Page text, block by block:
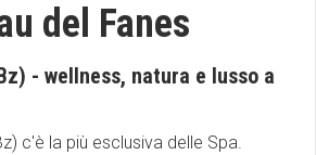
del Fanes
- wellness, natura e lusso a
c'è la più esclusiva delle Spa.